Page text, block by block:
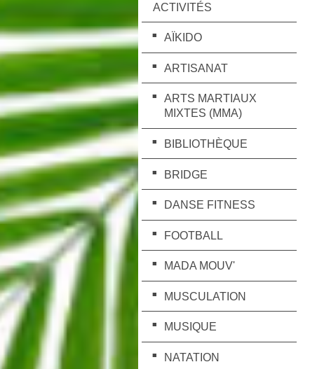
ACTIVITÉS
AÏKIDO
ARTISANAT
ARTS MARTIAUX
MIXTES (MMA)
BIBLIOTHÈQUE
BRIDGE
DANSE FITNESS
FOOTBALL
MADA MOUV'
MUSCULATION
MUSIQUE
NATATION